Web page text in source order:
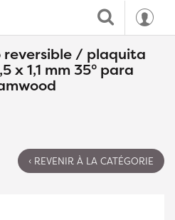
reversible / plaquita
x 1,1 mm 35° para
‹ REVENIR À LA CATÉGORIE